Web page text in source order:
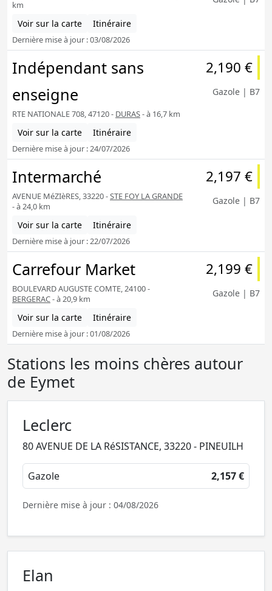
km
Voir sur la carte Itinéraire
Dernière mise à jour : 03/08/2026
Indépendant sans
enseigne
RTE NATIONALE 708, 47120 - DURAS- à 16,7 km
Voir sur la carte Itinéraire
Dernière mise à jour : 24/07/2026
2,190 €
Gazole | B7
Intermarché
AVENUE MéZIèRES, 33220 -STE FOY LA GRANDE
- à 24,0 km
Voir sur la carte Itinéraire
Dernière mise à jour : 22/07/2026
2,197 €
Gazole | B7
Carrefour Market
BOULEVARD AUGUSTE COMTE, 24100 -
BERGERAC- à 20,9 km
Voir sur la carte Itinéraire
Dernière mise à jour : 01/08/2026
2,199 €
Gazole | B7
Stations les moins chères autour
de Eymet
Leclerc
80 AVENUE DE LA RéSISTANCE, 33220 - PINEUILH
Gazole 2,157 €
Dernière mise à jour : 04/08/2026
Elan